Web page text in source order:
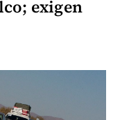
exigen